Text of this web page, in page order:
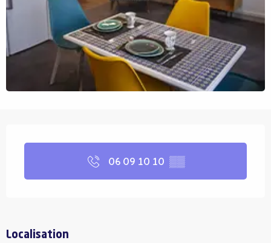
06 09 10 10 ▒▒
Localisation